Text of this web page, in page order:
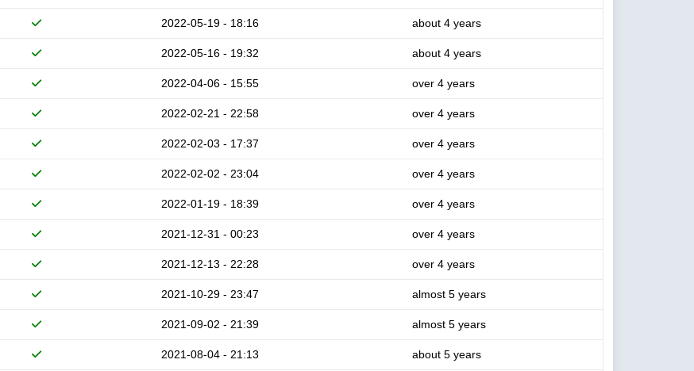
2022-05-19 - 18:16 about 4 years
2022-05-16 - 19:32 about 4 years
2022-04-06 - 15:55 over 4 years
2022-02-21 - 22:58 over 4 years
2022-02-03 - 17:37 over 4 years
2022-02-02 - 23:04 over 4 years
2022-01-19 - 18:39 over 4 years
2021-12-31 - 00:23 over 4 years
2021-12-13 - 22:28 over 4 years
2021-10-29 - 23:47 almost 5 years
2021-09-02 - 21:39 almost 5 years
2021-08-04 - 21:13 about 5 years